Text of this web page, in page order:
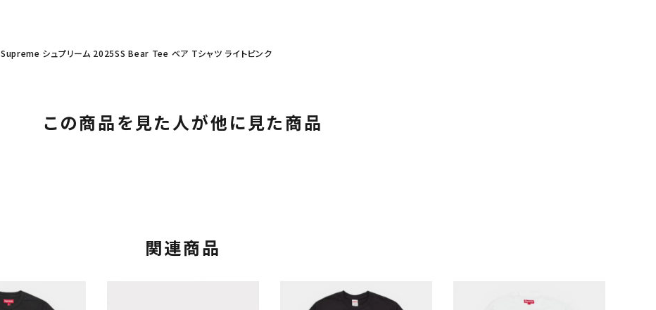
カテゴリーから探す コラボレーションブランドから探す
Supreme シュプリーム 2025SS Bear Tee ベア Tシャツ ライトピンク
この商品を見た人が他に見た商品
関連商品